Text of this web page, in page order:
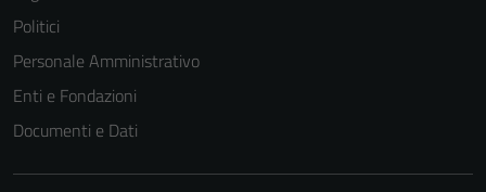
Politici
Personale Amministrativo
Enti e Fondazioni
Documenti e Dati